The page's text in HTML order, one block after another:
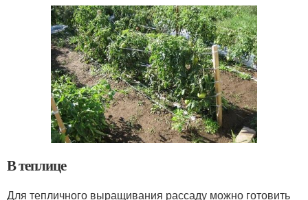
В теплице
Для тепличного выращивания рассаду можно готовить